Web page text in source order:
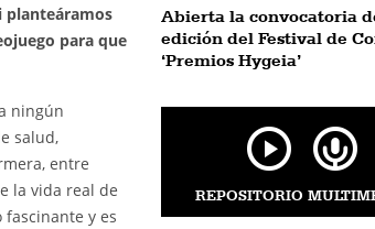
planteáramos
para que
ningún
salud,
entre
la vida real de
y es
Abierta la convocatoria
edición del Festival de
‘Premios Hygeia’
REPOSITORIO